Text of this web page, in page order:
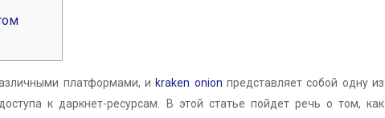
платформами, иkraken onion представляет собой одну из
к даркнет-ресурсам. В этой статье пойдет речь о том, как